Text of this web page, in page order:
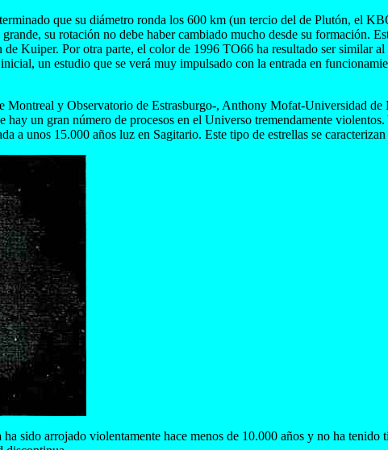
que su diámetro ronda los 600 km (un tercio del de Plutón, el
su rotación no debe haber cambiado mucho desde su formación.
Kuiper. Por otra parte, el color de 1996 TO66 ha resultado ser similar
un estudio que se verá muy impulsado con la entrada en
Montreal y Observatorio de Estrasburgo-, Anthony Mofat-Universidad
un gran número de procesos en el Universo tremendamente
a unos 15.000 años luz en Sagitario. Este tipo de estrellas se
sido arrojado violentamente hace menos de 10.000 años y no ha